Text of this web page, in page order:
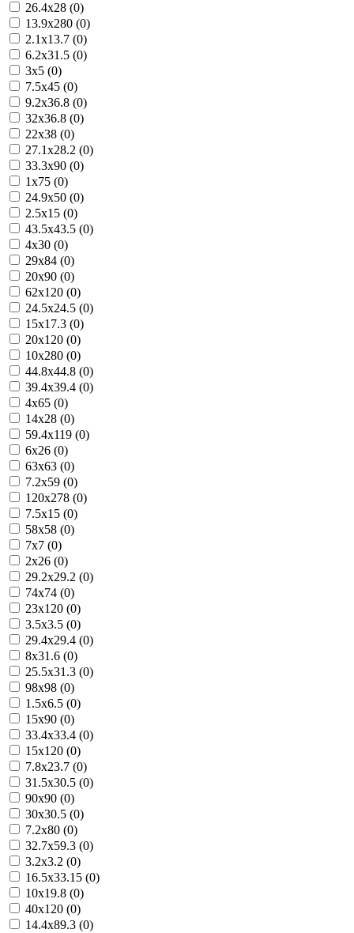
26.4x28 (0)
13.9x280 (0)
2.1x13.7 (0)
6.2x31.5 (0)
3x5 (0)
7.5x45 (0)
9.2x36.8 (0)
32x36.8 (0)
22x38 (0)
27.1x28.2 (0)
33.3x90 (0)
1x75 (0)
24.9x50 (0)
2.5x15 (0)
43.5x43.5 (0)
4x30 (0)
29x84 (0)
20x90 (0)
62x120 (0)
24.5x24.5 (0)
15x17.3 (0)
20x120 (0)
10x280 (0)
44.8x44.8 (0)
39.4x39.4 (0)
4x65 (0)
14x28 (0)
59.4x119 (0)
6x26 (0)
63x63 (0)
7.2x59 (0)
120x278 (0)
7.5x15 (0)
58x58 (0)
7x7 (0)
2x26 (0)
29.2x29.2 (0)
74x74 (0)
23x120 (0)
3.5x3.5 (0)
29.4x29.4 (0)
8x31.6 (0)
25.5x31.3 (0)
98x98 (0)
1.5x6.5 (0)
15x90 (0)
33.4x33.4 (0)
15x120 (0)
7.8x23.7 (0)
31.5x30.5 (0)
90x90 (0)
30x30.5 (0)
7.2x80 (0)
32.7x59.3 (0)
3.2x3.2 (0)
16.5x33.15 (0)
10x19.8 (0)
40x120 (0)
14.4x89.3 (0)